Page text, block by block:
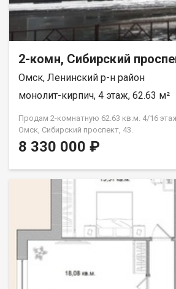
предложить вам выгодную ипотеку с
ваша возможность сэкономить время и
необходимые документы уже готовы и
экспертизу. Приобретайте
обременений! Звоните! Ответим на
вопросы! Омская обл.,г.
Октябрьская,д. 87 Арт. 135640957
2-комн, Сибирский
Омск, Ленинский р-н район
монолит-кирпич, 4 этаж, 62.63 м²
Продам 2-комнатную 62.63 кв.м. 4/16
Омск, Сибирский проспект, 43.
8 330 000 ₽